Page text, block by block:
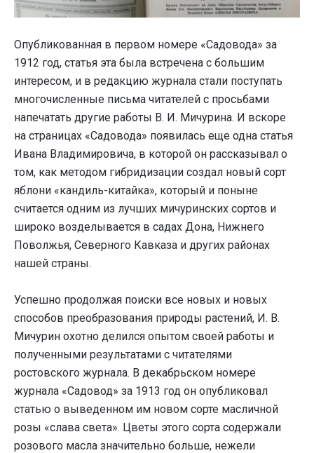
Опубликованная в первом номере «Садовода» за
1912 год, статья эта была встречена с большим
интересом, и в редакцию журнала стали поступать
многочисленные письма читателей с просьбами
напечатать другие работы В. И. Мичурина. И вскоре
на страницах «Садовода» появилась еще одна статья
Ивана Владимировича, в которой он рассказывал о
том, как методом гибридизации создал новый сорт
яблони «кандиль-китайка», который и поныне
считается одним из лучших мичуринских сортов и
широко возделывается в садах Дона, Нижнего
Поволжья, Северного Кавказа и других районах
нашей страны.
Успешно продолжая поиски все новых и новых
способов преобразования природы растений, И. В.
Мичурин охотно делился опытом своей работы и
полученными результатами с читателями
ростовского журнала. В декабрьском номере
журнала «Садовод» за 1913 год он опубликовал
статью о выведенном им новом сорте масличной
розы «слава света». Цветы этого сорта содержали
розового масла значительно больше, нежели